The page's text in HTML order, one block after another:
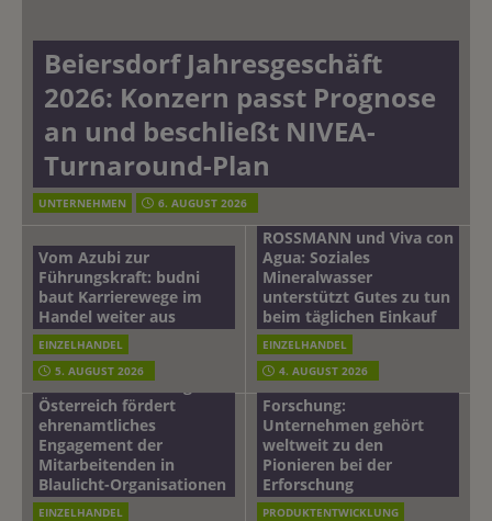
Beiersdorf Jahresgeschäft
2026: Konzern passt Prognose
an und beschließt NIVEA-
Turnaround-Plan
UNTERNEHMEN 6. AUGUST 2026
Vom Azubi zur
Führungskraft: budni
baut Karrierewege im
Handel weiter aus
EINZELHANDEL
5. AUGUST 2026
ROSSMANN und Viva con
Agua: Soziales
Mineralwasser
unterstützt Gutes zu tun
beim täglichen Einkauf
EINZELHANDEL
4. AUGUST 2026
mehr vom leben tag: dm
Österreich fördert
ehrenamtliches
Engagement der
Mitarbeitenden in
Blaulicht-Organisationen
EINZELHANDEL
Beiersdorf
Hautmikrobiom-
Forschung:
Unternehmen gehört
weltweit zu den
Pionieren bei der
Erforschung
PRODUKTENTWICKLUNG